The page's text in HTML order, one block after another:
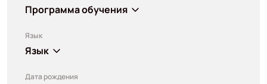
Программа обучения
Язык
Язык
Дата рождения